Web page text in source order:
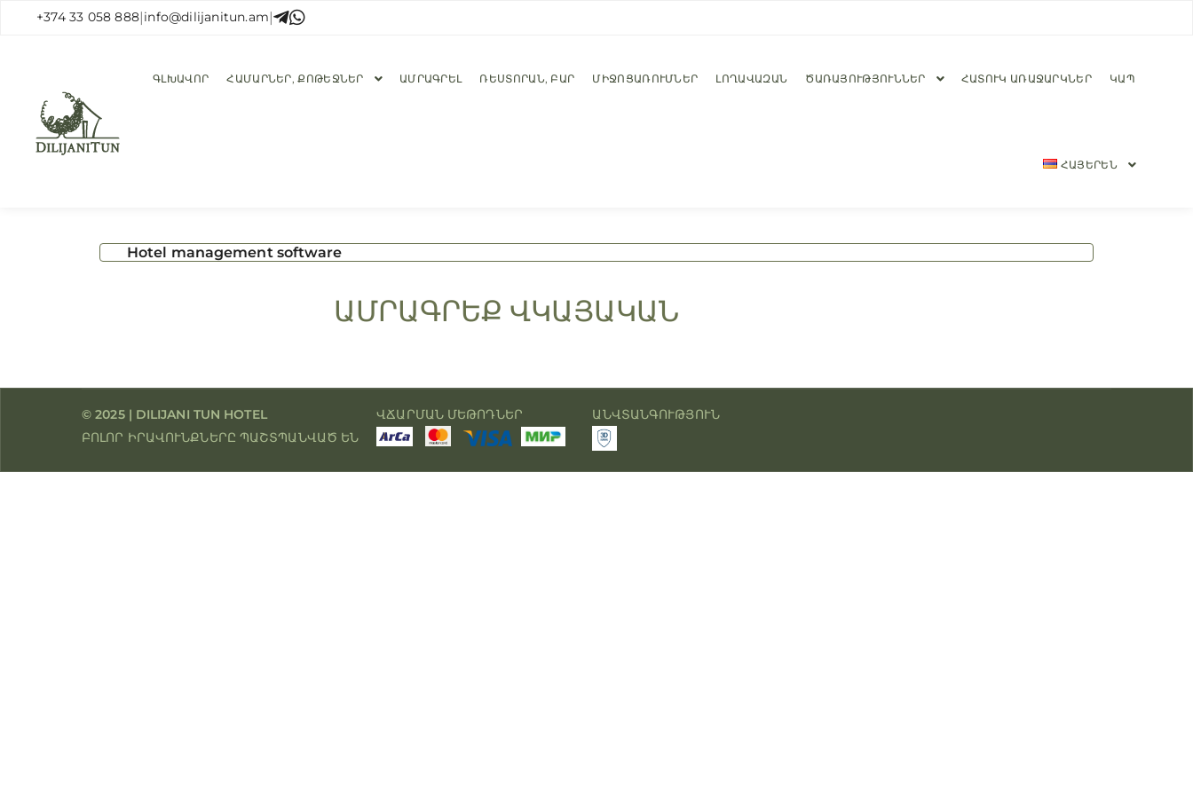
+374 33 058 888|info@dilijanitun.am|
ԳԼԽԱՎՈՐ ՀԱՄԱՐՆԵՐ, ՔՈԹԵՋՆԵՐ ԱՄՐԱԳՐԵԼ ՌԵՍՏՈՐԱՆ, ԲԱՐ ՄԻՋՈՑԱՌՈՒՄՆԵՐ ԼՈՂԱՎԱԶԱՆ ԾԱՌԱՅՈՒԹՅՈՒՆՆԵՐ ՀԱՏՈՒԿ ԱՌԱՋԱՐԿՆԵՐ ԿԱՊ
ՀԱՅԵՐԵՆ
Hotel management software
ԱՄՐԱԳՐԵՔ ՎԿԱՅԱԿԱՆ
© 2025 | DILIJANI TUN HOTEL
ԲՈԼՈՐ ԻՐԱՎՈՒՆՔՆԵՐԸ ՊԱՇՏՊԱՆՎԱԾ ԵՆ
ՎՃԱՐՄԱՆ ՄԵԹՈԴՆԵՐ ԱՆՎՏԱՆԳՈՒԹՅՈՒՆ